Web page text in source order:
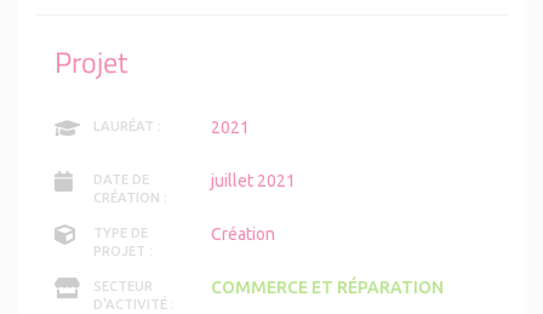
Projet
LAURÉAT : 2021
DATE DE
CRÉATION :
juillet 2021
TYPE DE
PROJET :
Création
SECTEUR
D'ACTIVITÉ :
COMMERCE ET RÉPARATION